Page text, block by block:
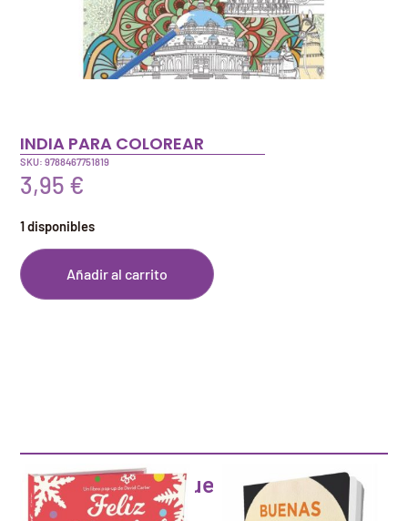
INDIA PARA COLOREAR
SKU: 9788467751819
3,95 €
1 disponibles
Añadir al carrito
Artículos que pueden interesarte